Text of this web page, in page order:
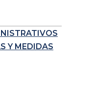
Y MEDIDAS